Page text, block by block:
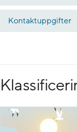
Kontaktuppgifter